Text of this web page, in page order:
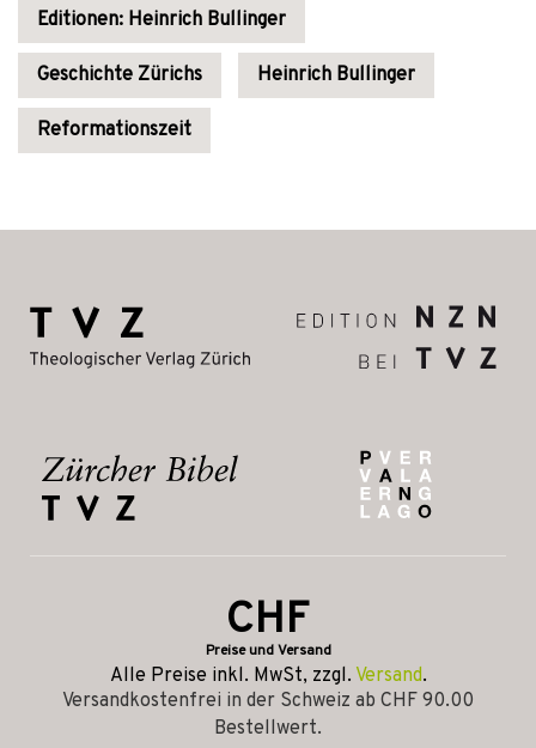
Editionen: Heinrich Bullinger
Geschichte Zürichs Heinrich Bullinger
Reformationszeit
CHF
Preise und Versand
Alle Preise inkl. MwSt, zzgl. Versand.
Versandkostenfrei in der Schweiz ab CHF 90.00
Bestellwert.